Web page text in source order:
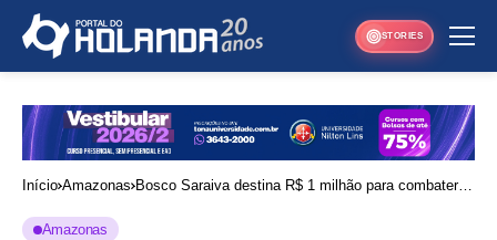
STORIES
Início Amazonas Bosco Saraiva destina R$ 1 milhão para combater
Amazonas